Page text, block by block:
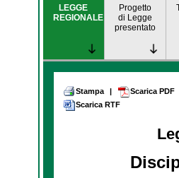
LEGGE
REGIONALE
Progetto
di Legge
presentato
Stampa |
Scarica PDF
Scarica RTF